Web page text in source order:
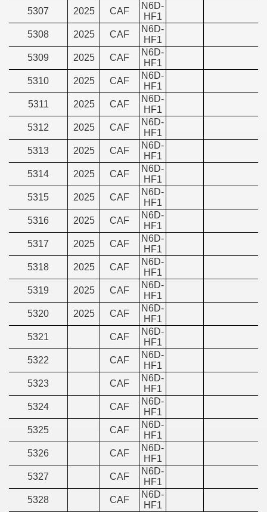
5307
2025 CAF
N6D-
HF1
5308
2025 CAF
N6D-
HF1
5309
2025 CAF
N6D-
HF1
5310
2025 CAF
N6D-
HF1
5311
2025 CAF
N6D-
HF1
5312
2025 CAF
N6D-
HF1
5313
2025 CAF
N6D-
HF1
5314
2025 CAF
N6D-
HF1
5315
2025 CAF
N6D-
HF1
5316
2025 CAF
N6D-
HF1
5317
2025 CAF
N6D-
HF1
5318
2025 CAF
N6D-
HF1
5319
2025 CAF
N6D-
HF1
5320
2025 CAF
N6D-
HF1
5321
CAF
N6D-
HF1
5322
CAF
N6D-
HF1
5323
CAF
N6D-
HF1
5324
CAF
N6D-
HF1
5325
CAF
N6D-
HF1
5326
CAF
N6D-
HF1
5327
CAF
N6D-
HF1
5328
CAF
N6D-
HF1